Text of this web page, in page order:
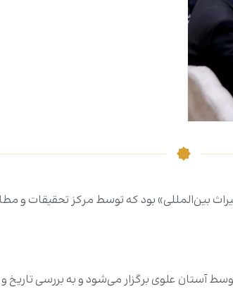
بود که توسط مرکز تحقیقات و
آستان علوی برگزار می‌شود و به بررسی